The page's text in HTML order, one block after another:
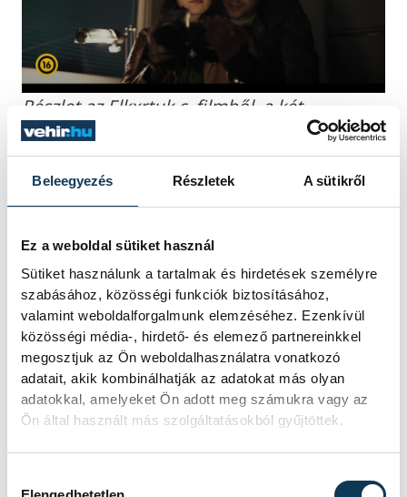
Beleegyezés Részletek A sütikről
Ez a weboldal sütiket használ
Sütiket használunk a tartalmak és hirdetések személyre
szabásához, közösségi funkciók biztosításához,
valamint weboldalforgalmunk elemzéséhez. Ezenkívül
közösségi média-, hirdető- és elemező partnereinkkel
megosztjuk az Ön weboldalhasználatra vonatkozó
adatait, akik kombinálhatják az adatokat más olyan
adatokkal, amelyeket Ön adott meg számukra vagy az
Ön által használt más szolgáltatásokból gyűjtöttek.
Részlet az Elkxrtuk c. filmből, a két
főszereplő, Bánovits Vivianne és Mózes
András
elmondta azt is, sokáig szándékosan
semmit nem árultak el a készülő filmről,
habár a szakma már jól tudta, hogy
készülnek egy ilyen alkotással, ezzel pedig
kisebb pánikot okoztak a baloldalon már
akkor is, amikor még semmi nem derült ki
a film részleteiről.